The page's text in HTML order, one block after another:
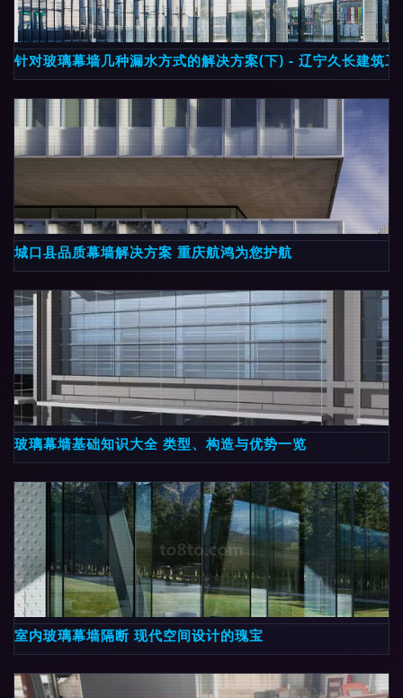
针对玻璃幕墙几种漏水方式的解决方案(下) - 辽宁久长建筑
城口县品质幕墙解决方案 重庆航鸿为您护航
玻璃幕墙基础知识大全 类型、构造与优势一览
室内玻璃幕墙隔断 现代空间设计的瑰宝